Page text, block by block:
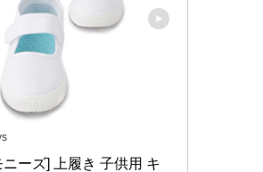
ニーズ] 上履き 子供用 キ